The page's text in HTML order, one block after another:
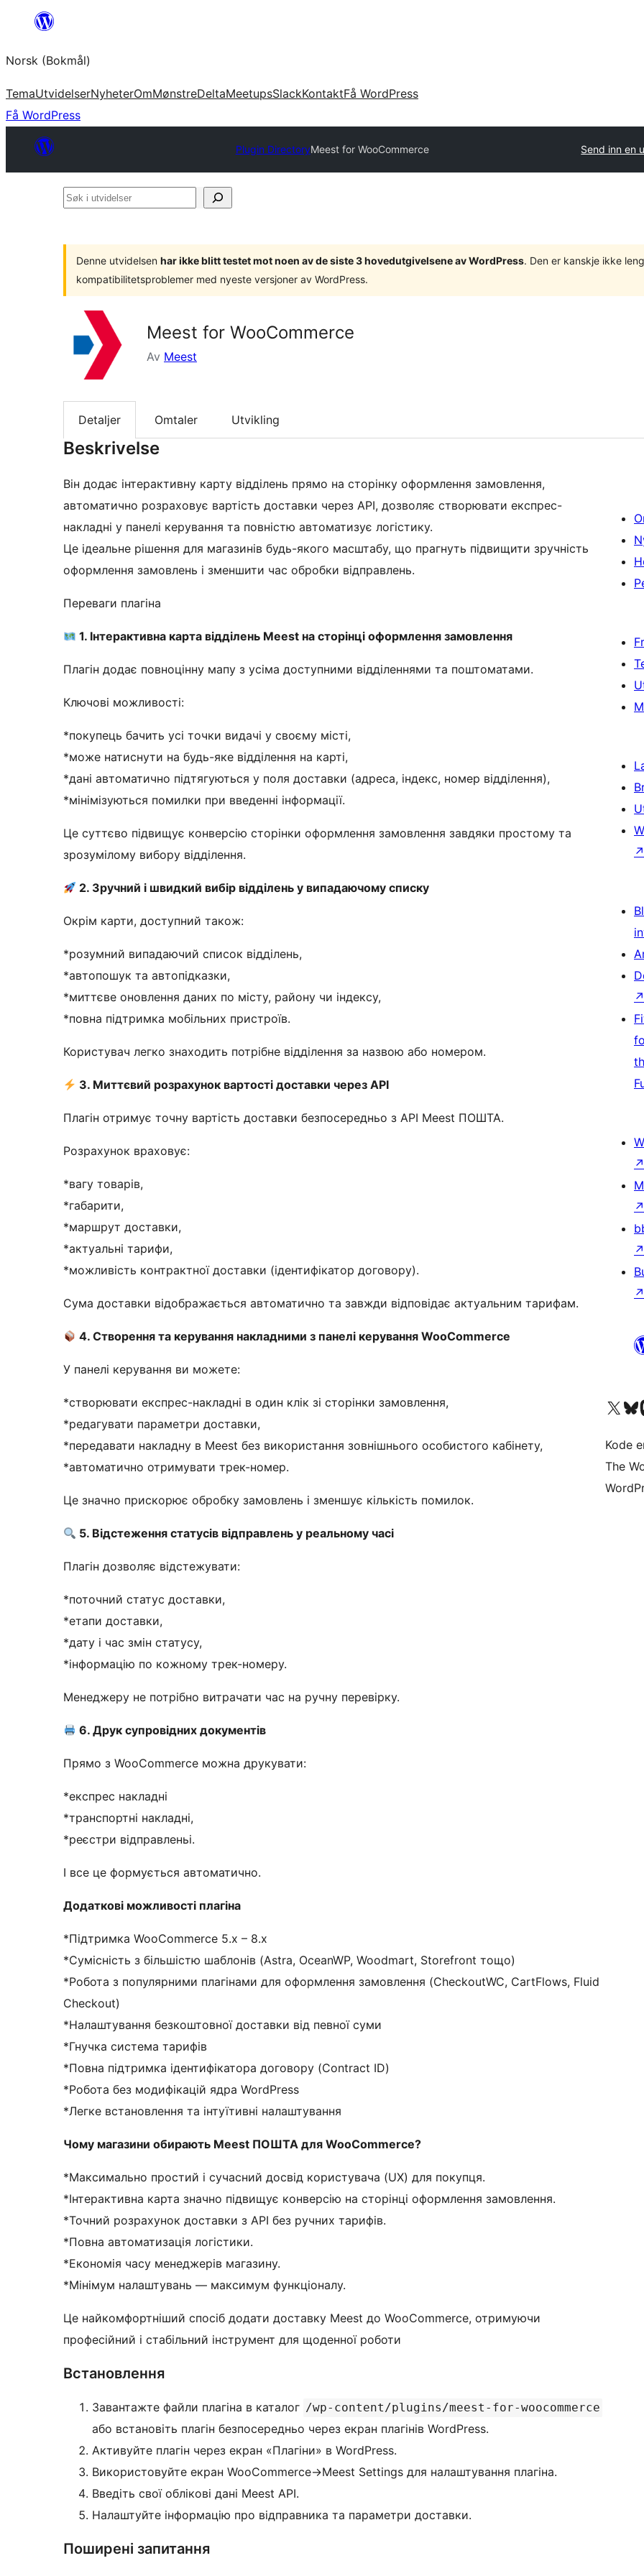
Hopp
innhold
Norsk (Bokmål)
TemaUtvidelserNyheterOmMønstreDeltaMeetupsSlackKontaktFå WordPress
Få WordPress
Plugin DirectoryMeest for WooCommerce Send inn en
Søk
Denne utvidelsen har ikke blitt testet mot noen av de siste 3 hovedutgivelsene av WordPress. Den er kanskje ikke
kompatibilitetsproblemer med nyeste versjoner av WordPress.
Meest for WooCommerce
Av Meest
Detaljer Omtaler Utvikling
Beskrivelse
Він додає інтерактивну карту відділень прямо на сторінку оформлення замовлення,
автоматично розраховує вартість доставки через API, дозволяє створювати експрес-
накладні у панелі керування та повністю автоматизує логістику.
Це ідеальне рішення для магазинів будь-якого масштабу, що прагнуть підвищити зручність
оформлення замовлень і зменшити час обробки відправлень.
Переваги плагіна
1. Інтерактивна карта відділень Meest на сторінці оформлення замовлення
Плагін додає повноцінну мапу з усіма доступними відділеннями та поштоматами.
Ключові можливості:
*покупець бачить усі точки видачі у своєму місті,
*може натиснути на будь-яке відділення на карті,
*дані автоматично підтягуються у поля доставки (адреса, індекс, номер відділення),
*мінімізуються помилки при введенні інформації.
Це суттєво підвищує конверсію сторінки оформлення замовлення завдяки простому та
зрозумілому вибору відділення.
2. Зручний і швидкий вибір відділень у випадаючому списку
Окрім карти, доступний також:
*розумний випадаючий список відділень,
*автопошук та автопідказки,
*миттєве оновлення даних по місту, району чи індексу,
*повна підтримка мобільних пристроїв.
Користувач легко знаходить потрібне відділення за назвою або номером.
3. Миттєвий розрахунок вартості доставки через API
Плагін отримує точну вартість доставки безпосередньо з API Meest ПОШТА.
Розрахунок враховує:
*вагу товарів,
*габарити,
*маршрут доставки,
*актуальні тарифи,
*можливість контрактної доставки (ідентифікатор договору).
Сума доставки відображається автоматично та завжди відповідає актуальним тарифам.
4. Створення та керування накладними з панелі керування WooCommerce
У панелі керування ви можете:
*створювати експрес-накладні в один клік зі сторінки замовлення,
*редагувати параметри доставки,
*передавати накладну в Meest без використання зовнішнього особистого кабінету,
*автоматично отримувати трек-номер.
Це значно прискорює обробку замовлень і зменшує кількість помилок.
5. Відстеження статусів відправлень у реальному часі
Плагін дозволяє відстежувати:
*поточний статус доставки,
*етапи доставки,
*дату і час змін статусу,
*інформацію по кожному трек-номеру.
Менеджеру не потрібно витрачати час на ручну перевірку.
6. Друк супровідних документів
Прямо з WooCommerce можна друкувати:
*експрес накладні
*транспортні накладні,
*реєстри відправленьі.
І все це формується автоматично.
Додаткові можливості плагіна
*Підтримка WooCommerce 5.x – 8.x
*Сумісність з більшістю шаблонів (Astra, OceanWP, Woodmart, Storefront тощо)
*Робота з популярними плагінами для оформлення замовлення (CheckoutWC, CartFlows, Fluid
Checkout)
*Налаштування безкоштовної доставки від певної суми
*Гнучка система тарифів
*Повна підтримка ідентифікатора договору (Contract ID)
*Робота без модифікацій ядра WordPress
*Легке встановлення та інтуїтивні налаштування
Чому магазини обирають Meest ПОШТА для WooCommerce?
*Максимально простий і сучасний досвід користувача (UX) для покупця.
*Інтерактивна карта значно підвищує конверсію на сторінці оформлення замовлення.
*Точний розрахунок доставки з API без ручних тарифів.
*Повна автоматизація логістики.
*Економія часу менеджерів магазину.
*Мінімум налаштувань — максимум функціоналу.
Це найкомфортніший спосіб додати доставку Meest до WooCommerce, отримуючи
професійний і стабільний інструмент для щоденної роботи
Встановлення
Завантажте файли плагіна в каталог /wp-content/plugins/meest-for-woocommerce
або встановіть плагін безпосередньо через екран плагінів WordPress.
Активуйте плагін через екран «Плагіни» в WordPress.
Використовуйте екран WooCommerce->Meest Settings для налаштування плагіна.
Введіть свої облікові дані Meest API.
Налаштуйте інформацію про відправника та параметри доставки.
Поширені запитання
↗
↗
↗
↗
↗
↗
Besøk vår konto på X Visit
Kode
The